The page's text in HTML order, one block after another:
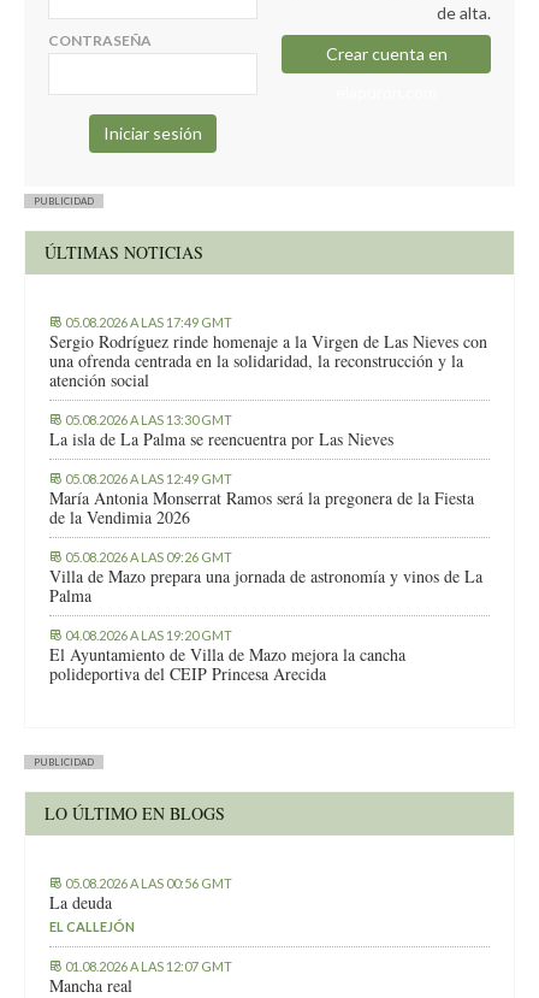
CONTRASEÑA
de alta.
Crear cuenta en
PUBLICIDAD
ÚLTIMAS NOTICIAS
05.08.2026 A LAS 17:49 GMT
Sergio Rodríguez rinde homenaje a la Virgen de Las Nieves con
una ofrenda centrada en la solidaridad, la reconstrucción y la
atención social
05.08.2026 A LAS 13:30 GMT
La isla de La Palma se reencuentra por Las Nieves
05.08.2026 A LAS 12:49 GMT
María Antonia Monserrat Ramos será la pregonera de la Fiesta
de la Vendimia 2026
05.08.2026 A LAS 09:26 GMT
Villa de Mazo prepara una jornada de astronomía y vinos de La
Palma
04.08.2026 A LAS 19:20 GMT
El Ayuntamiento de Villa de Mazo mejora la cancha
polideportiva del CEIP Princesa Arecida
PUBLICIDAD
LO ÚLTIMO EN BLOGS
05.08.2026 A LAS 00:56 GMT
La deuda
EL CALLEJÓN
01.08.2026 A LAS 12:07 GMT
Mancha real